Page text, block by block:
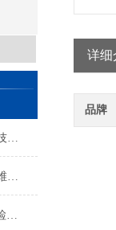
从监测到治理：COD氨氮总磷技术的双领域实战解析
COD氨氮总磷水质检测仪日常维护与试剂管理，降低故障率就靠这几招
食品安全快速检测仪器设备能检什么？一张表说清适用范围
详细
品牌